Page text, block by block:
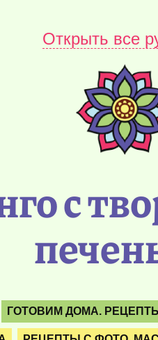
Открыть все
с
ГОТОВИМ ДОМА. РЕЦЕПТЫ